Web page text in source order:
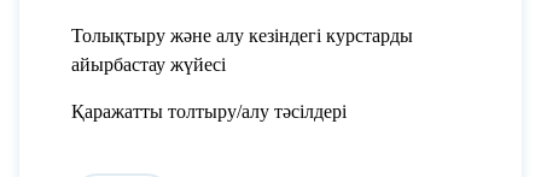
Толықтыру және алу кезіндегі курстарды
айырбастау жүйесі
Қаражатты толтыру/алу тәсілдері